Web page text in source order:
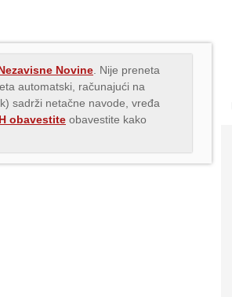
Novine . Nije preneta
automatski, računajući na
sadrži netačne navode, vređa
obavestite obavestite kako